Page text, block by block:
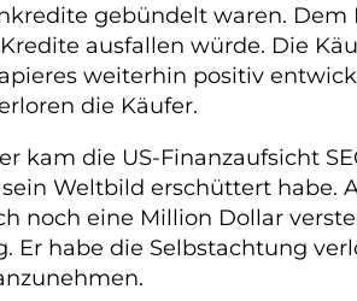
gebündelt waren. Dem
ausfallen würde. Die
weiterhin positiv
die Käufer.
kam die US-Finanzaufsicht
Weltbild erschüttert habe.
noch eine Million Dollar
Er habe die Selbstachtung